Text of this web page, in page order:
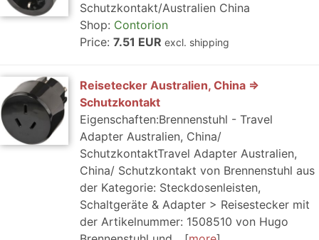
Schutzkontakt/Australien China
Shop: Contorion
Price: 7.51 EUR excl. shipping
Reisetecker Australien, China =>
Schutzkontakt
Eigenschaften:Brennenstuhl - Travel
Adapter Australien, China/
SchutzkontaktTravel Adapter Australien,
China/ Schutzkontakt von Brennenstuhl aus
der Kategorie: Steckdosenleisten,
Schaltgeräte & Adapter > Reisestecker mit
der Artikelnummer: 1508510 von Hugo